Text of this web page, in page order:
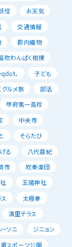
怪
お天気
交通情報
郡内織物
吹わんぱく相撲
，
子ども
グルメ旅
部活
甲府第一高校
中央市
そらたび
る
八代亜紀
市
吹奏楽団
玉諸神社
太極拳
清里テラス
・ソニ
ジニョン
スポーツ公園